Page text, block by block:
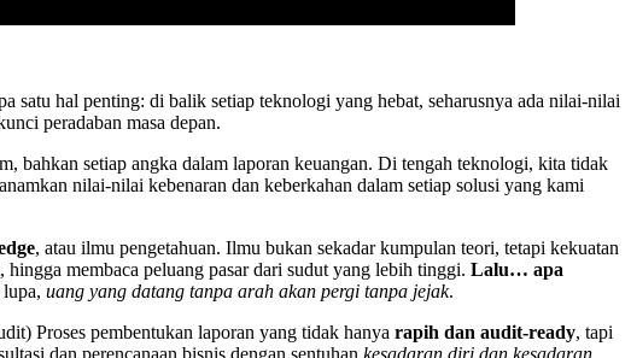
satu hal penting: di balik setiap teknologi yang hebat, seharusnya ada nilai-nilai
peradaban masa depan.
bahkan setiap angka dalam laporan keuangan. Di tengah teknologi, kita tidak
nilai-nilai kebenaran dan keberkahan dalam setiap solusi yang kami
, atau ilmu pengetahuan. Ilmu bukan sekadar kumpulan teori, tetapi kekuatan
membaca peluang pasar dari sudut yang lebih tinggi. Lalu… apa
uang yang datang tanpa arah akan pergi tanpa jejak.
Proses pembentukan laporan yang tidak hanya rapih dan audit-ready, tapi
dan perencanaan bisnis dengan sentuhan kesadaran diri dan kesadaran